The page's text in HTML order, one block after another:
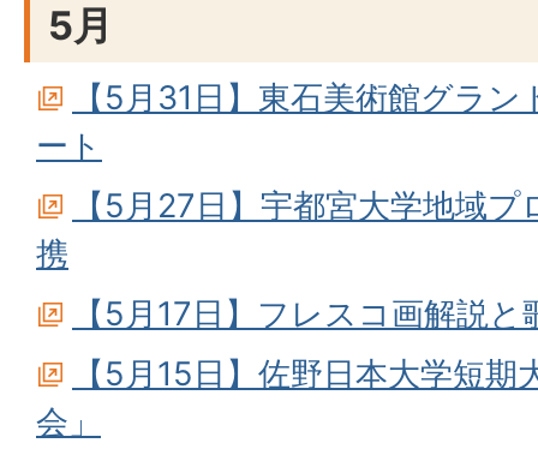
5月
【5月31日】東石美術館グラ
ート
【5月27日】宇都宮大学地域
携
【5月17日】フレスコ画解説
【5月15日】佐野日本大学短
会」